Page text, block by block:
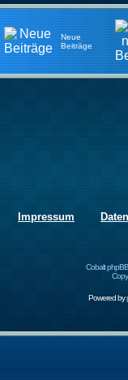
Neue
Beiträge
Impressum
Cobalt
Powered by